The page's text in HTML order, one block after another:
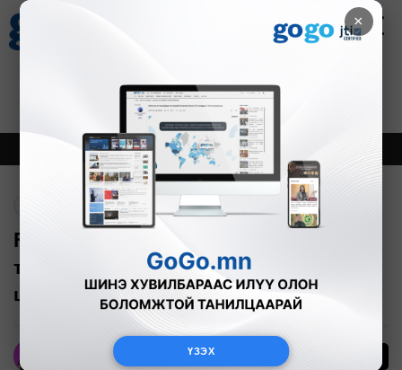
×
ҮЗЭХ
Зурхай
8.08
Онцлох Шинэ
FIFA Трампын хүсэлтээр АНУ-ын
тамирчны улаан хуудасны торгуулийг
цуцалсан уу?